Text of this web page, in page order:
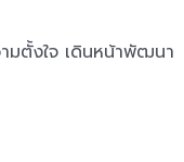
มตั้งใจ เดินหน้าพัฒนา